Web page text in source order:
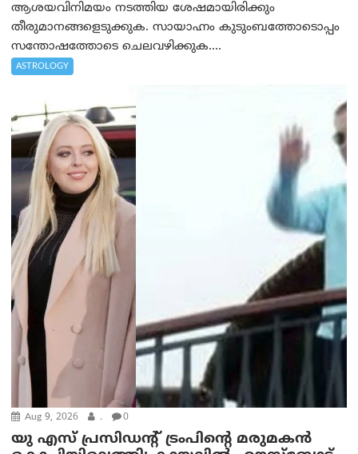
ആശയവിനിമയം നടത്തിയ ശേഷമായിരിക്കും
തീരുമാനങ്ങളെടുക്കുക. സായാഹ്നം കുടുംബത്തോടൊപ്പം
സന്തോഷത്തോടെ ചെലവഴിക്കുക....
ASTROLOGY
Aug 9, 2026 . 0
യു എസ് പ്രസിഡന്റ് ട്രംപിന്റെ മരുമകൻ